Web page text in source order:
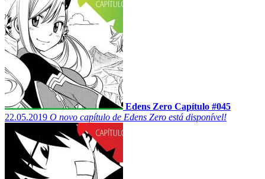
Edens Zero Capítulo #045
22.05.2019 O novo capítulo de Edens Zero está disponível!